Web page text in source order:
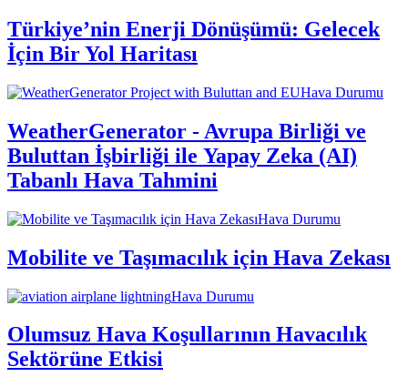
Türkiye’nin Enerji Dönüşümü: Gelecek
İçin Bir Yol Haritası
Hava Durumu
WeatherGenerator - Avrupa Birliği ve
Buluttan İşbirliği ile Yapay Zeka (AI)
Tabanlı Hava Tahmini
Hava Durumu
Mobilite ve Taşımacılık için Hava Zekası
Hava Durumu
Olumsuz Hava Koşullarının Havacılık
Sektörüne Etkisi